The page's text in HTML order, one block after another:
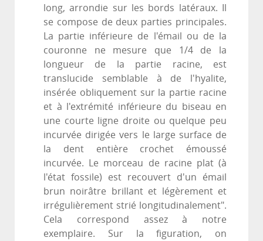
long, arrondie sur les bords latéraux. Il
se compose de deux parties principales.
La partie inférieure de l'émail ou de la
couronne ne mesure que 1/4 de la
longueur de la partie racine, est
translucide semblable à de l'hyalite,
insérée obliquement sur la partie racine
et à l'extrémité inférieure du biseau en
une courte ligne droite ou quelque peu
incurvée dirigée vers le large surface de
la dent entière crochet émoussé
incurvée. Le morceau de racine plat (à
l'état fossile) est recouvert d'un émail
brun noirâtre brillant et légèrement et
irrégulièrement strié longitudinalement".
Cela correspond assez à notre
exemplaire. Sur la figuration, on